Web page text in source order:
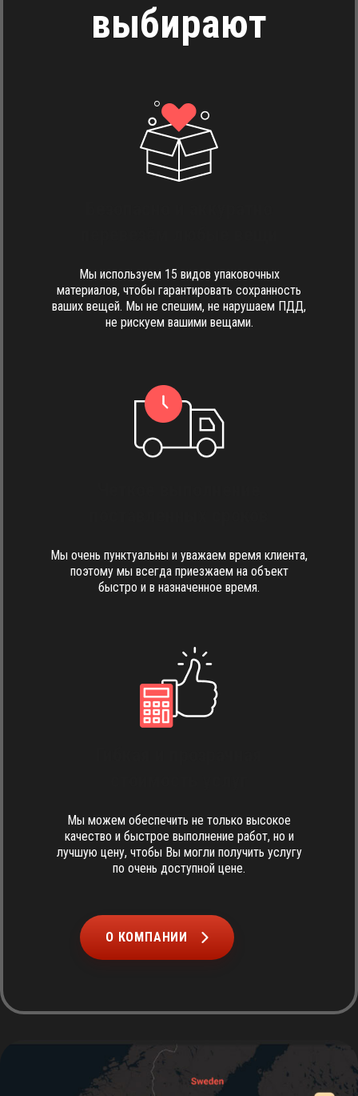
выбирают
Мы используем 15 видов упаковочных
материалов, чтобы гарантировать сохранность
ваших вещей. Мы не спешим, не нарушаем ПДД,
не рискуем вашими вещами.
Мы очень пунктуальны и уважаем время клиента,
поэтому мы всегда приезжаем на объект
быстро и в назначенное время.
Мы можем обеспечить не только высокое
качество и быстрое выполнение работ, но и
лучшую цену, чтобы Вы могли получить услугу
по очень доступной цене.
О КОМПАНИИ